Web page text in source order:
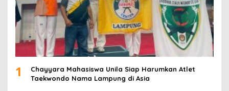
1
Chayyara Mahasiswa Unila Siap Harumkan Atlet
Taekwondo Nama Lampung di Asia